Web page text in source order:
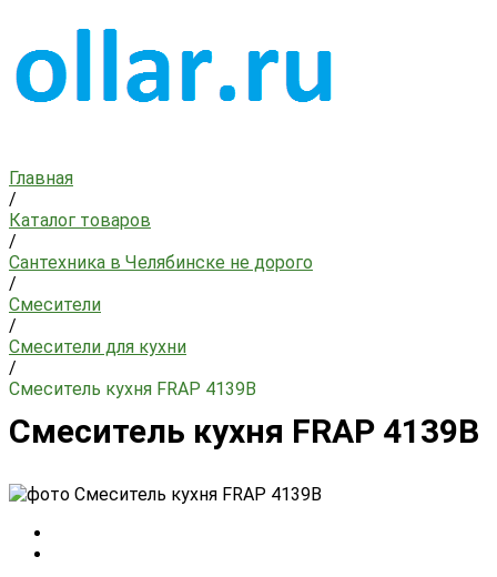
Главная
/
Каталог товаров
/
Сантехника в Челябинске не дорого
/
Смесители
/
Смесители для кухни
/
Смеситель кухня FRAP 4139В
Смеситель кухня FRAP 4139В